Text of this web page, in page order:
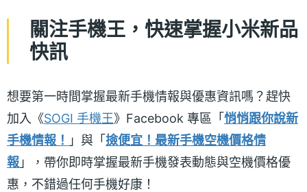
關注手機王，快速掌握小米新品
快訊
想要第一時間掌握最新手機情報與優惠資訊嗎？趕快
加入《SOGI 手機王》Facebook 專區「悄悄跟你說新
手機情報！ 」與「撿便宜！最新手機空機價格情
報 」，帶你即時掌握最新手機發表動態與空機價格優
惠，不錯過任何手機好康！